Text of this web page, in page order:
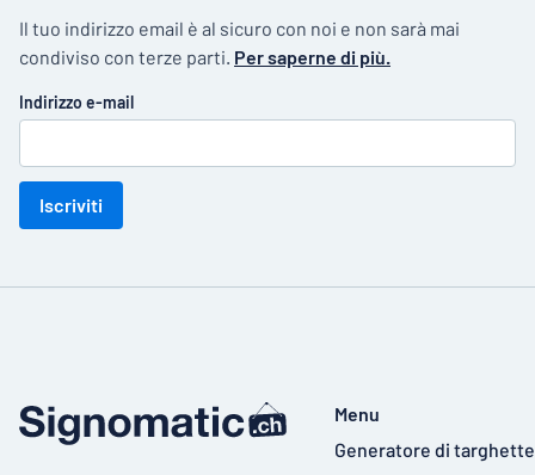
Il tuo indirizzo email è al sicuro con noi e non sarà mai
condiviso con terze parti. Per saperne di più.
Indirizzo e-mail
Iscriviti
Menu
Generatore di targhette